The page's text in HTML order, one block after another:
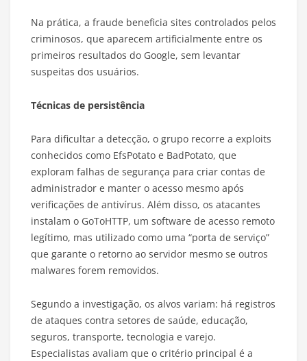
Na prática, a fraude beneficia sites controlados pelos
criminosos, que aparecem artificialmente entre os
primeiros resultados do Google, sem levantar
suspeitas dos usuários.
Técnicas de persistência
Para dificultar a detecção, o grupo recorre a exploits
conhecidos como EfsPotato e BadPotato, que
exploram falhas de segurança para criar contas de
administrador e manter o acesso mesmo após
verificações de antivírus. Além disso, os atacantes
instalam o GoToHTTP, um software de acesso remoto
legítimo, mas utilizado como uma “porta de serviço”
que garante o retorno ao servidor mesmo se outros
malwares forem removidos.
Segundo a investigação, os alvos variam: há registros
de ataques contra setores de saúde, educação,
seguros, transporte, tecnologia e varejo.
Especialistas avaliam que o critério principal é a